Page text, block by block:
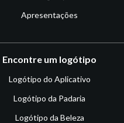
Apresentações
Encontre um logótipo
Logótipo do Aplicativo
Logótipo da Padaria
Logótipo da Beleza